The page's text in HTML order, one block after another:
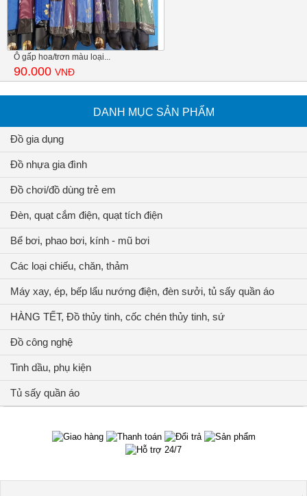
Ô gấp hoa/trơn màu loại...
90.000 VNĐ
DANH MỤC SẢN PHẨM
Đồ gia dụng
Đồ nhựa gia đình
Đồ chơi/đồ dùng trẻ em
Đèn, quạt cắm điện, quạt tích điện
Bể bơi, phao bơi, kính - mũ bơi
Các loại chiếu, chăn, thảm
Máy xay, ép, bếp lẩu nướng điện, đèn sưởi, tủ sấy quần áo
HÀNG TẾT, Đồ thủy tinh, cốc chén thủy tinh, sứ
Đồ công nghệ
Tinh dầu, phụ kiện
Tủ sấy quần áo